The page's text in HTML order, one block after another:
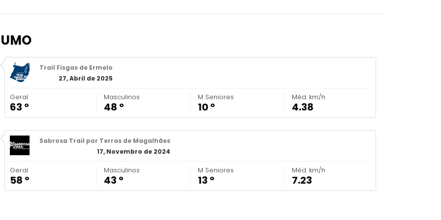
Trail Fisgas de Ermelo
27, Abril de 2025
Geral
63 º
Masculinos
48 º
M Seniores
10 º
Méd. km/h
4.38
Sabrosa Trail por Terras de Magalhães
17, Novembro de 2024
Geral
58 º
Masculinos
43 º
M Seniores
13 º
Méd. km/h
7.23